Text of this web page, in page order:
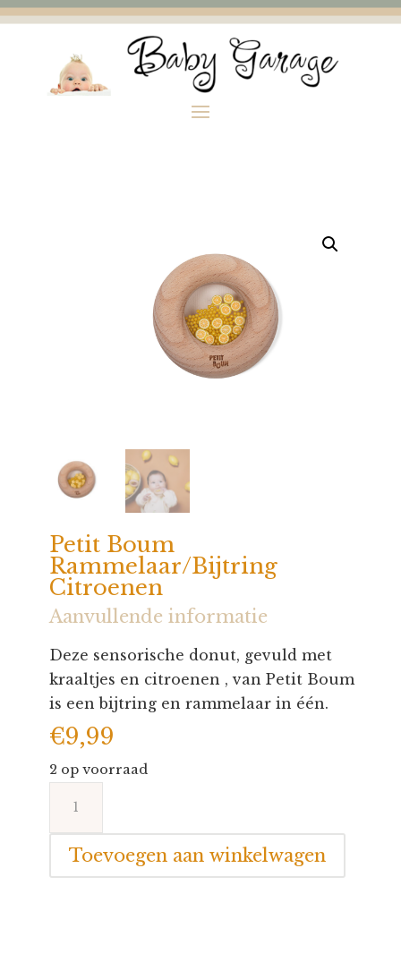
Petit Boum
Rammelaar/Bijtring
Citroenen
Aanvullende informatie
Deze sensorische donut, gevuld met
kraaltjes en citroenen , van Petit Boum
is een bijtring en rammelaar in één.
€9,99
2 op voorraad
Boum
Citroenen
Toevoegen aan winkelwagen